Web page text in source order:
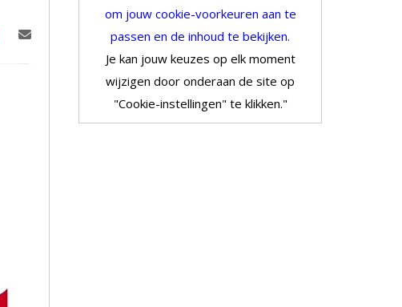
om jouw cookie-voorkeuren aan te
passen en de inhoud te bekijken.
Je kan jouw keuzes op elk moment
wijzigen door onderaan de site op
"Cookie-instellingen" te klikken."